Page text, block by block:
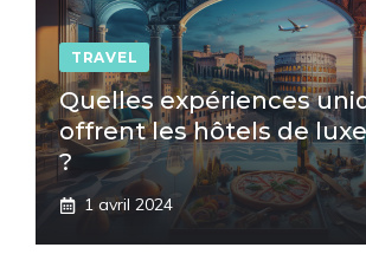
TRAVEL
Quelles expériences
offrent les hôtels de
?
1 avril 2024